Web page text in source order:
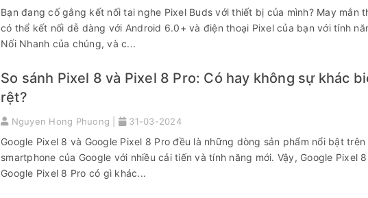
Bạn đang cố gắng kết nối tai nghe Pixel Buds với thiết bị của mình? May mắn
có thể kết nối dễ dàng với Android 6.0+ và điện thoại Pixel của bạn với tính
Nối Nhanh của chúng, và c...
So sánh Pixel 8 và Pixel 8 Pro: Có hay không sự khác
rệt?
Nguyen Hong Phuong | 31-03-2024
Google Pixel 8 và Google Pixel 8 Pro đều là những dòng sản phẩm nổi bật trên
smartphone của Google với nhiều cải tiến và tính năng mới. Vậy, Google Pixel
Google Pixel 8 Pro có gì khác...